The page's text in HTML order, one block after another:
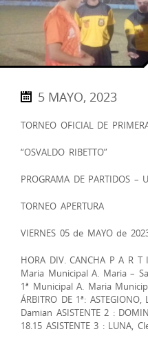
5 MAYO, 2023
TORNEO OFICIAL DE
“OSVALDO RIBETTO”
PROGRAMA DE PARTIDOS –
TORNEO APERTURA
VIERNES 05 de MAYO de
HORA DIV. CANCHA P A R
Maria Municipal A. Maria –
1ª Municipal A. Maria
ÁRBITRO DE 1ª:
Damian ASISTENTE 2 :
18.15 ASISTENTE 3 : LUNA,